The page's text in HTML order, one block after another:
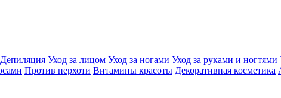
Депиляция Уход за лицом Уход за ногами Уход за руками и ногтями
Против перхоти Витамины красоты Декоративная косметика